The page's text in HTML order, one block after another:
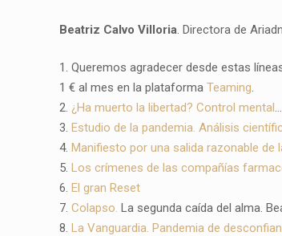
Beatriz Calvo Villoria . Directora de
1. Queremos agradecer desde estas
1 € al mes en la plataformaTeaming.
2. ¿Ha muerto la libertad? Control mental…
3.Estudio de la pandemia. Análisis
4.Manifiesto por una salida razonable de
5.Los crímenes de las compañías
6.El gran Reset
7.Colapso. La segunda caída del alma.
8.La Vanguardia. Pandemia de